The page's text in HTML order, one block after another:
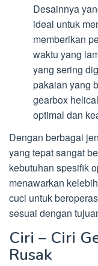
Desainnya
ideal untuk
memberikan
waktu yang
yang sering
pakaian yang
gearbox
optimal dan
Dengan berbagai
yang tepat sangat
kebutuhan spesifik
menawarkan
cuci untuk
sesuai dengan
Ciri – Ciri
Rusak